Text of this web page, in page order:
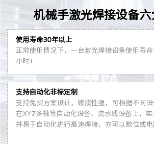
机械手激光焊接设备六
使用寿命30年以上
正常使用情况下，一台激光焊接设备使用寿
小时+
支持自动化非标定制
支持免费方案设计，嫁接性强，可根据不同
在XYZ多轴等自动化设备、流水线设备上，
并易于自动化进行高速焊接，亦可以数位或电